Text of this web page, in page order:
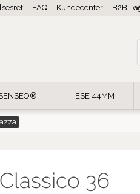
FAQ Kundecenter B2B
ESE 44MM
36